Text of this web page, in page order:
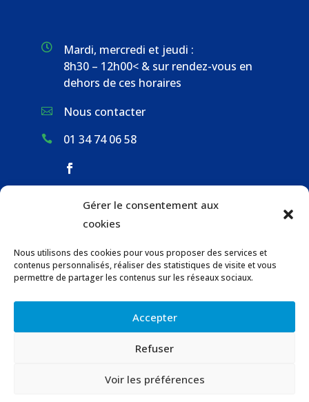
Gérer le consentement aux
cookies
Nous utilisons des cookies pour vous proposer des services et
contenus personnalisés, réaliser des statistiques de visite et vous
permettre de partager les contenus sur les réseaux sociaux.
Accepter
Refuser
Voir les préférences

Mardi, mercredi et jeudi :
8h30 – 12h00< & sur rendez-vous en
dehors de ces horaires
 Nous contacter
 01 34 74 06 58
GESTION DES DÉCHETS
URBANISME
COMMUNICATIONS DE LA MAIRIE
LOCATION DE SALLES COMMUNALES
© 2023 Gaillon-sur-Montcient –Contact